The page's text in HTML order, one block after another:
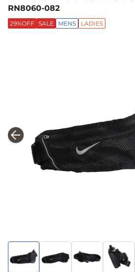
RN8060-082
29%OFF SALE MENS LADIES